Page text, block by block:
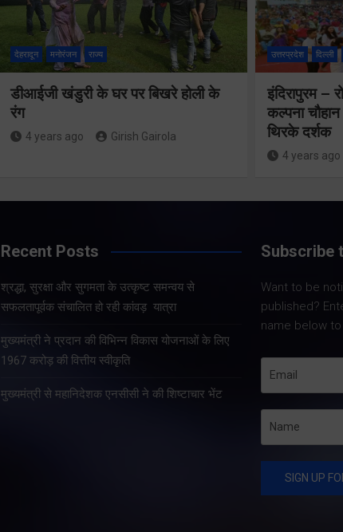
देहरादून मनोरंजन राज्य
डीआईजी खंडुरी के घर पर बिखरे होली के
रंग
4 years ago Girish Gairola
उत्तरप्रदेश दिल्ली
इंदिरापुरम –
कल्पना
थिरके दर्शक
4 years ago
Recent Posts
श्रद्धा, सुरक्षा और सुगमता के उत्कृष्ट समन्वय से
सफलतापूर्वक संचालित हो रही कांवड़ यात्रा
मुख्यमंत्री ने प्रदान की विभिन्न विकास योजनाओं के लिए
1967 करोड़ की वित्तीय स्वीकृति
मुख्यमंत्री से महानिदेशक एनसीसी ने की शिष्टाचार भेंट
Subscribe
Want to be
published?
name below
में रहें अधिकारीः
Share Nowदेहरादून। मुख्य
सचिव आनंद बर्द्धन ने गुरुवार को
राज्य आपातकालीन परिचालन
केंद्र पहुंचकर प्रदेश में लगातार
उत्पन्न स्थिति की विस्तृत समीक्षा